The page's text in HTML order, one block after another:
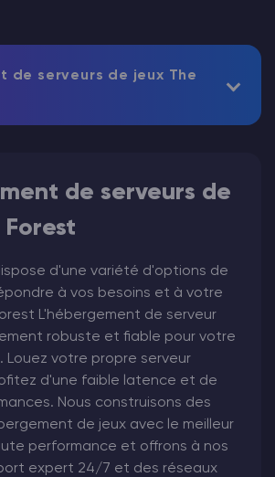
de serveurs de jeux The
de serveurs de
d'une variété d'options de
à vos besoins et à votre
L'hébergement de serveur
robuste et fiable pour votre
Louez votre propre serveur
d'une faible latence et de
Nous construisons des
de jeux avec le meilleur
performance et offrons à nos
expert 24/7 et des réseaux